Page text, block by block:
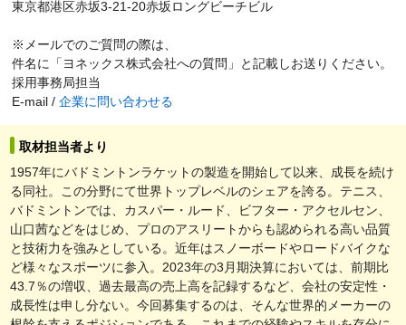
東京都港区赤坂3-21-20赤坂ロングビーチビル
※メールでのご質問の際は、
件名に「ヨネックス株式会社への質問」と記載しお送りください。
採用事務局担当
E-mail / 企業に問い合わせる
取材担当者より
1957年にバドミントンラケットの製造を開始して以来、成長を続け
る同社。この分野にて世界トップレベルのシェアを誇る。テニス、
バドミントンでは、カスパー・ルード、ビフター・アクセルセン、
山口茜などをはじめ、プロのアスリートからも認められる高い品質
と技術力を強みとしている。近年はスノーボードやロードバイクな
ど様々なスポーツに参入。2023年の3月期決算においては、前期比
43.7％の増収、過去最高の売上高を記録するなど、会社の安定性・
成長性は申し分ない。今回募集するのは、そんな世界的メーカーの